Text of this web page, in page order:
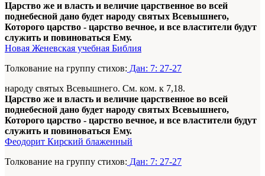
Царство же и власть и величие царственное во всей
поднебесной дано будет народу святых Всевышнего,
Которого царство - царство вечное, и все властители будут
служить и повиноваться Ему.
Новая Женевская учебная Библия
Толкование на группу стихов: Дан: 7: 27-27
народу святых Всевышнего. См. ком. к 7,18.
Царство же и власть и величие царственное во всей
поднебесной дано будет народу святых Всевышнего,
Которого царство - царство вечное, и все властители будут
служить и повиноваться Ему.
Феодорит Кирский блаженный
Толкование на группу стихов: Дан: 7: 27-27